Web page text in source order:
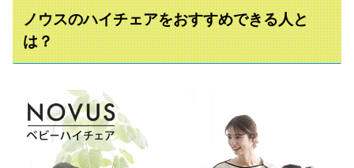
ノウスのハイチェアをおすすめできる人と
は？